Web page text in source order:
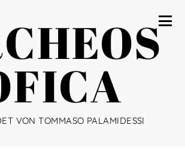
VON TOMMASO PALAMIDESSI